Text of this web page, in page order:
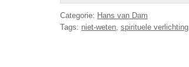
Categorie: Hans van Dam
Tags: niet-weten spirituele verlichting